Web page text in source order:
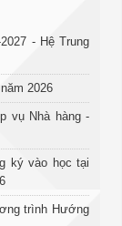
- Hệ Trung
2026
vụ Nhà hàng -
ký vào học tại
trình Hướng